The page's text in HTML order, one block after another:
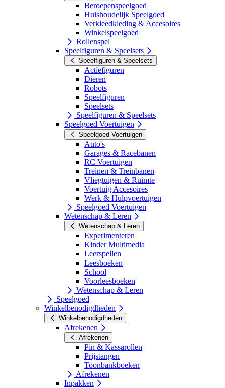
Beroepenspeelgoed
Huishoudelijk Speelgoed
Verkleedkleding & Accesoires
Winkelspeelgoed
Rollenspel
Speelfiguren & Speelsets
Speelfiguren & Speelsets
Actiefiguren
Dieren
Robots
Speelfiguren
Speelsets
Speelfiguren & Speelsets
Speelgoed Voertuigen
Speelgoed Voertuigen
Auto's
Garages & Racebanen
RC Voertuigen
Treinen & Treinbanen
Vliegtuigen & Ruimte
Voertuig Accesoires
Werk & Hulpvoertuigen
Speelgoed Voertuigen
Wetenschap & Leren
Wetenschap & Leren
Experimenteren
Kinder Multimedia
Leerspellen
Leesboeken
School
Voorleesboeken
Wetenschap & Leren
Speelgoed
Winkelbenodigdheden
Winkelbenodigdheden
Afrekenen
Afrekenen
Pin & Kassarollen
Prijstangen
Toonbankboeken
Afrekenen
Inpakken